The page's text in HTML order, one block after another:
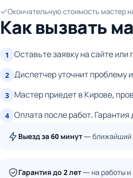
Окончательную стоимость мастер
Как вызвать
1 Оставьте заявку на сайте
2 Диспетчер уточнит проблему
3 Мастер приедет в Кирове,
4 Оплата после работ.
Выезд за 60 минут— ближайший
Гарантия до 2 лет— на работы и